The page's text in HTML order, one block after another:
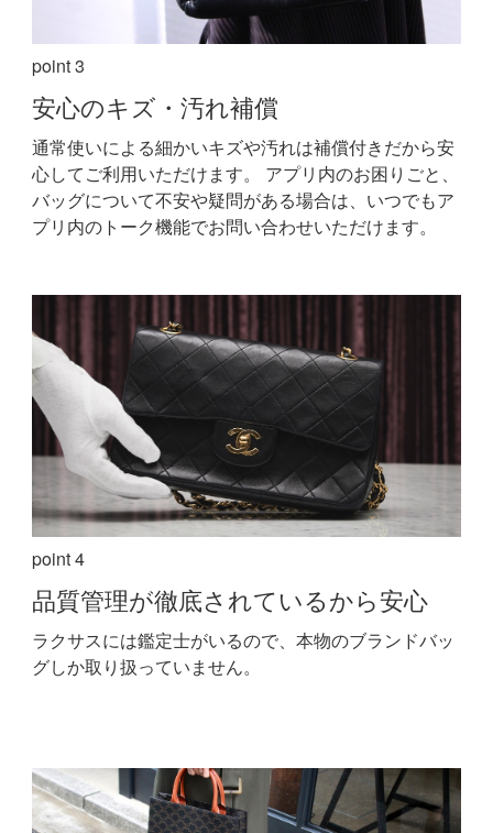
point 3
安心のキズ・汚れ補償
通常使いによる細かいキズや汚れは補償付きだから安
心してご利用いただけます。 アプリ内のお困りごと、
バッグについて不安や疑問がある場合は、いつでもア
プリ内のトーク機能でお問い合わせいただけます。
point 4
品質管理が徹底されているから安心
ラクサスには鑑定士がいるので、本物のブランドバッ
グしか取り扱っていません。